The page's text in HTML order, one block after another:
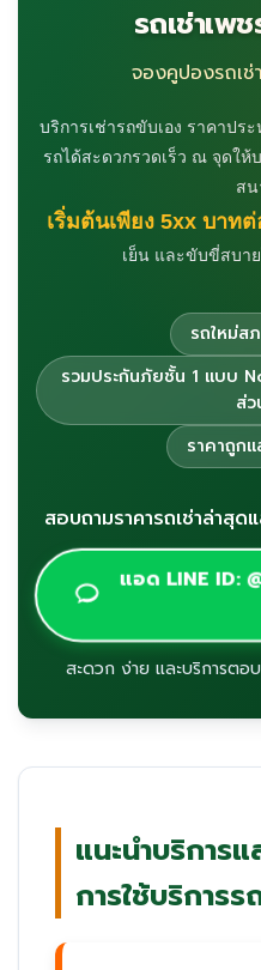
รถเช่าเพ
จองคูปองรถเ
บริการเช่ารถขับเอง ราคาปร
รถได้สะดวกรวดเร็ว ณ จุดให้
ส
เริ่มต้นเพียง 5xx บาท
เย็น และขับขี่สบา
รถใหม่ส
รวมประกันภัยชั้น 1 แบบ
ส่ว
ราคาถูก
สอบถามราคารถเช่าล่าสุด
แอด LINE ID:
สะดวก ง่าย และบริการต
แนะนำบริการ
การใช้บริการร